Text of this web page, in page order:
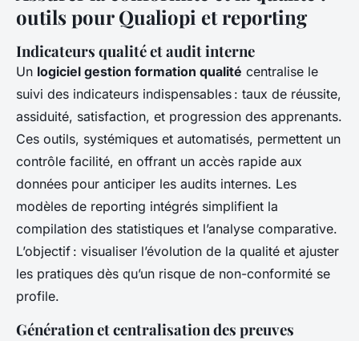
outils pour Qualiopi et reporting
Indicateurs qualité et audit interne
Un logiciel gestion formation qualité centralise le
suivi des indicateurs indispensables : taux de réussite,
assiduité, satisfaction, et progression des apprenants.
Ces outils, systémiques et automatisés, permettent un
contrôle facilité, en offrant un accès rapide aux
données pour anticiper les audits internes. Les
modèles de reporting intégrés simplifient la
compilation des statistiques et l’analyse comparative.
L’objectif : visualiser l’évolution de la qualité et ajuster
les pratiques dès qu’un risque de non-conformité se
profile.
Génération et centralisation des preuves